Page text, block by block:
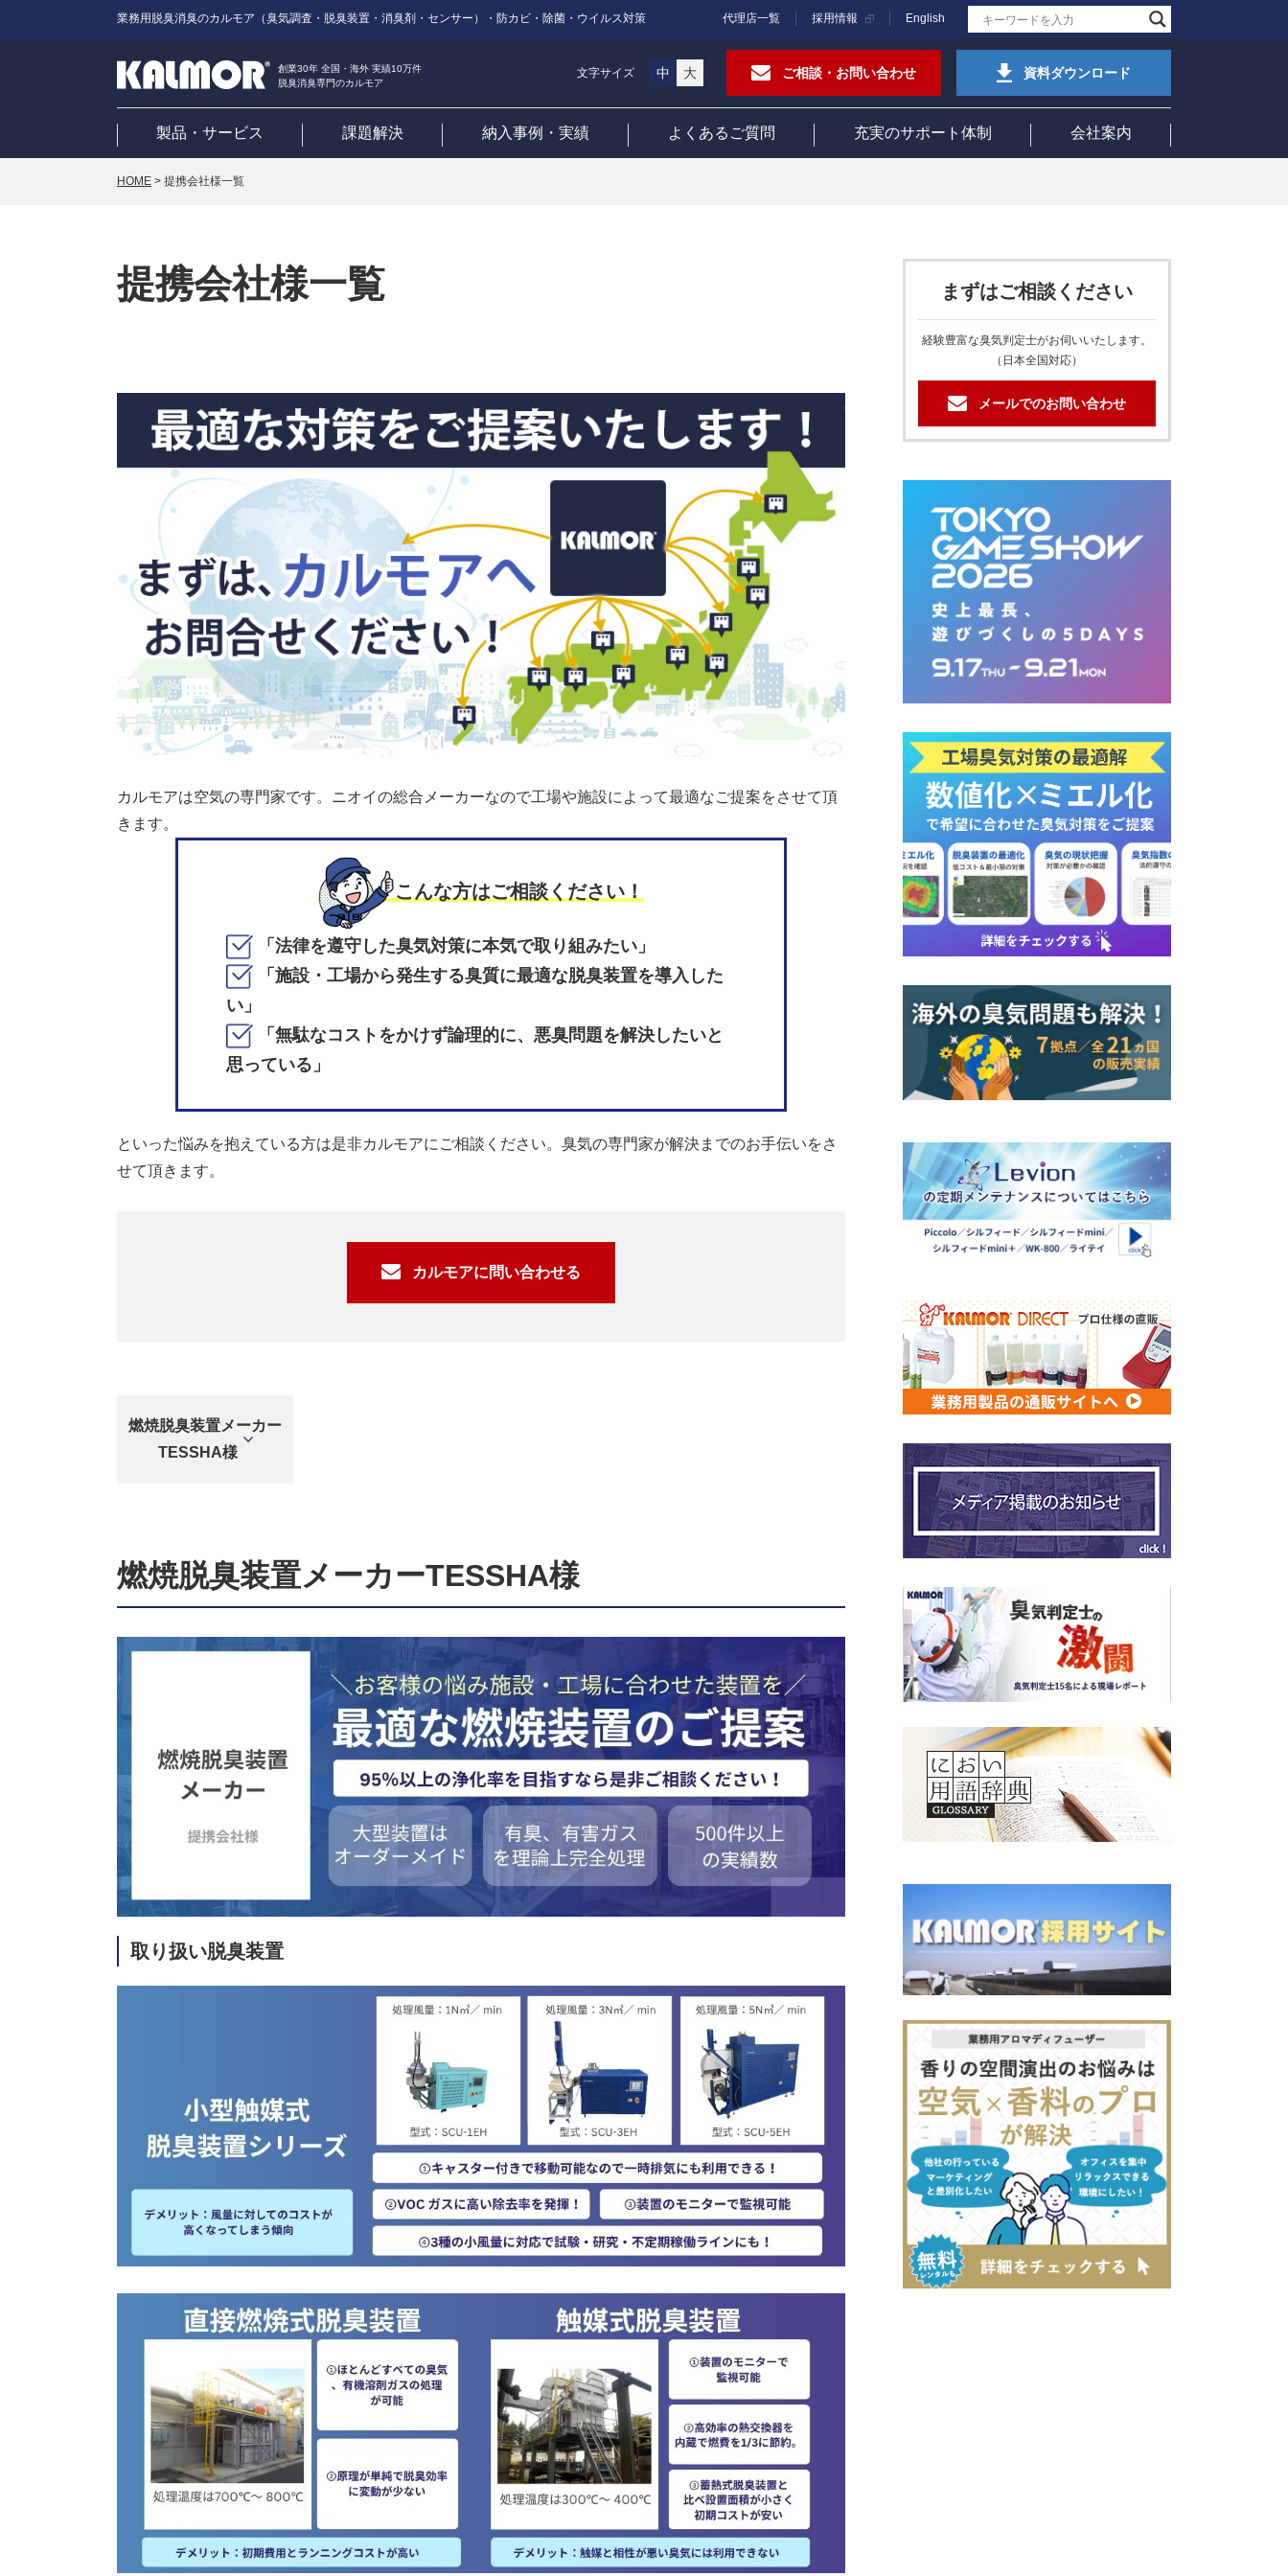
業務用脱臭消臭のカルモア（臭気調査・脱臭装置・消臭剤・センサー）・防カビ・除菌・ウイルス対策 代理店一覧 採用情報 English
創業30年 全国・海外 実績10万件
脱臭消臭専門のカルモア
文字サイズ 中 大 ご相談・お問い合わせ 資料ダウンロード
製品・サービス 課題解決 納入事例・実績 よくあるご質問 充実のサポート体制 会社案内
HOME > 提携会社様一覧
提携会社様一覧
カルモアは空気の専門家です。ニオイの総合メーカーなので工場や施設によって最適なご提案をさせて頂
きます。
こんな方はご相談ください！
「法律を遵守した臭気対策に本気で取り組みたい」
「施設・工場から発生する臭質に最適な脱臭装置を導入した
い」
「無駄なコストをかけず論理的に、悪臭問題を解決したいと
思っている」
といった悩みを抱えている方は是非カルモアにご相談ください。臭気の専門家が解決までのお手伝いをさ
せて頂きます。
カルモアに問い合わせる
燃焼脱臭装置メーカー
TESSHA様
燃焼脱臭装置メーカーTESSHA様
取り扱い脱臭装置
まずはご相談ください
経験豊富な臭気判定士がお伺いいたします。
（日本全国対応）
メールでのお問い合わせ